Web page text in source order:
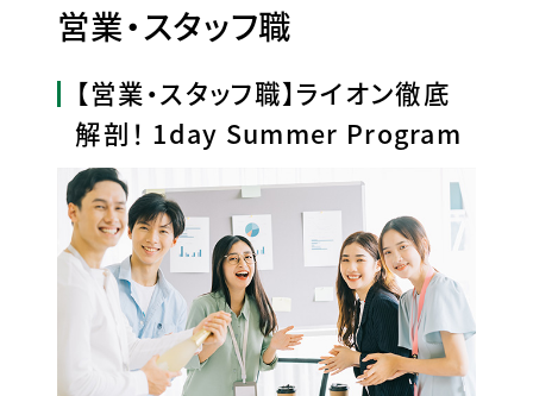
営業・スタッフ職
【営業・スタッフ職】ライオン徹底
解剖！ 1day Summer Program